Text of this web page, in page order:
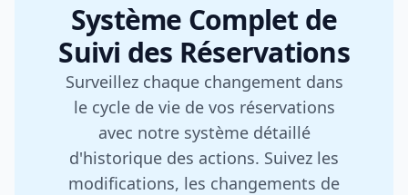
Système Complet de
Suivi des Réservations
Surveillez chaque changement dans
le cycle de vie de vos réservations
avec notre système détaillé
d'historique des actions. Suivez les
modifications, les changements de